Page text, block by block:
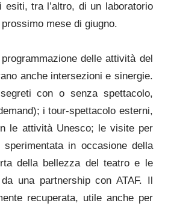
tra l’altro, di un laboratorio
mese di giugno.
delle attività del
anche intersezioni e sinergie.
con o senza spettacolo,
i tour-spettacolo esterni,
le attività Unesco; le visite per
in occasione della
della bellezza del teatro e le
una partnership con ATAF. Il
recuperata, utile anche per